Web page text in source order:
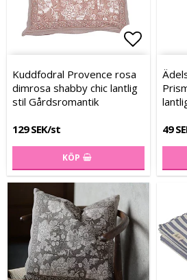
Lägg
Lägg
Kuddfodral Provence rosa
dimrosa shabby chic lantlig
stil Gårdsromantik
129 SEK/st
KÖP
49